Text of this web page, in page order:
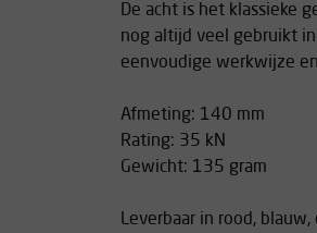
De acht is het klassieke
nog altijd veel gebruikt
eenvoudige werkwijze
Afmeting: 140 mm
Rating: 35 kN
Gewicht: 135 gram
Leverbaar in rood,